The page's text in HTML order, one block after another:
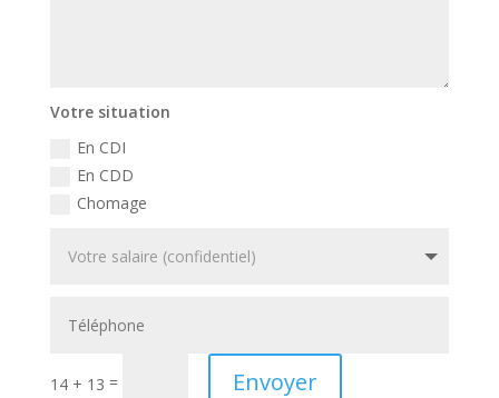
Votre situation
En CDI
En CDD
Chomage
14 + 13 = Envoyer